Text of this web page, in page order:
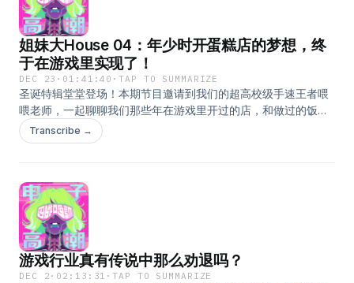
森相比，百变怪与宝可梦们的互动丰富很多39:45 第一只遇到的
皮卡丘是女孩子47:49 紧急测验：皮卡丘的进化型是什么？
50:09 未来更新的DLC展望55:59 本作中宝可梦的能力使用57:06
任务的派发形式自由度比较高61:56 最大缺点：令人诟病的收纳
系统67:23 来给Pokopia打分吧！在小宇宙查看该单集文稿
姐妹大House 04：年少时开蛋糕店的梦想，终
于在游戏里实现了！
DEC 23 · 01:41:40 ·TAP TO SUMMARIZE
圣诞特辑堂堂登场！本期节目邀请到我们的超高校级手速王者喂
喂老师，一起聊聊我们那些年在游戏里开过的店，和做过的饭！-
感谢金主妈妈“妙界”对本节目的支持！最近我们每天都在使用妙
界Z6泡脚桶，睡眠真的改善了不少，泡脚的时候打打游戏，吃个
真的很划算，直接复制本条79￥cFypfp7GOyY￥ / CZ193 就可
领取专属优惠券！-本期嘉宾：喂喂00:00 开场02:40 为什么我们
喜欢做饭游戏？——时间管理类——10:00 沙威玛传奇19:48 飞机
大厨30:44 Overcooked 煮糊了237:45 宇宙汉堡王——打怪养
成类——44:35 天穗之咲稻姬52:05 大繁盛~满腹市场56:43 僵尸
榨汁机——肉鸽类——61:40 哥布林寿司68:50 咖啡大篷车——
Transcribe →
游戏行业真有传说中那么劝退吗？
DEC 2 · 02:13:31 ·TAP TO SUMMARIZE